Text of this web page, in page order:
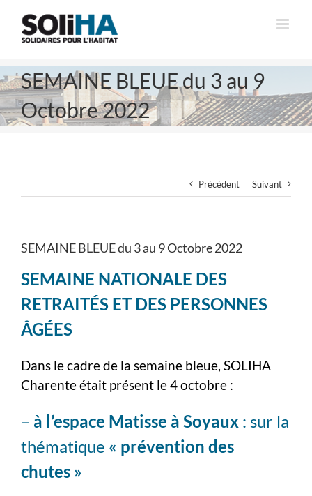
contenu
SEMAINE BLEUE du 3 au 9
Octobre 2022
Précédent Suivant
SEMAINE BLEUE du 3 au 9 Octobre 2022
SEMAINE NATIONALE DES
RETRAITÉS ET DES PERSONNES
ÂGÉES
Dans le cadre de la semaine bleue, SOLIHA
Charente était présent le 4 octobre :
– à l’espace Matisse à Soyaux : sur la
thématique « prévention des
chutes »